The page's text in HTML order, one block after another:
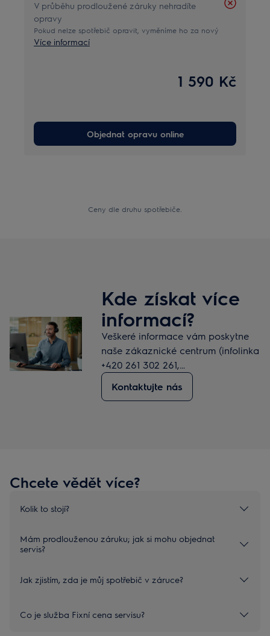
V průběhu prodloužené záruky nehradíte
opravy
Pokud nelze spotřebič opravit, vyměníme ho za nový
Více informací
1 590 Kč
Objednat opravu online
Ceny dle druhu spotřebiče.
Kde získat více
informací?
Veškeré informace vám poskytne
naše zákaznické centrum (infolinka
+420 261 302 261,
e‑mail: servisextra@electrolux.com).
Kontaktujte nás
Chcete vědět více?
Kolik to stojí?
Mám prodlouženou záruku; jak si mohu objednat
servis?
Jak zjistím, zda je můj spotřebič v záruce?
Co je služba Fixní cena servisu?